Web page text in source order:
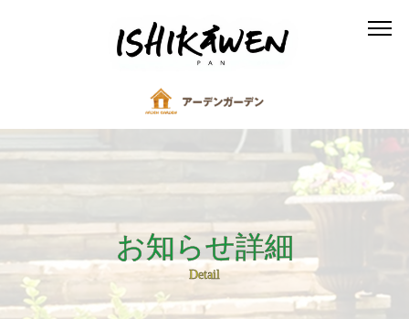
お知らせ詳細
Detail